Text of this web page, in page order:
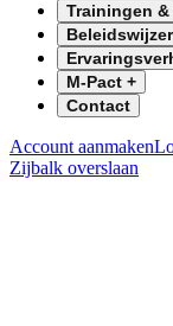
Trainingen
Beleidswijzer
M-Pact +
Contact
Account aanmaken
Zijbalk overslaan